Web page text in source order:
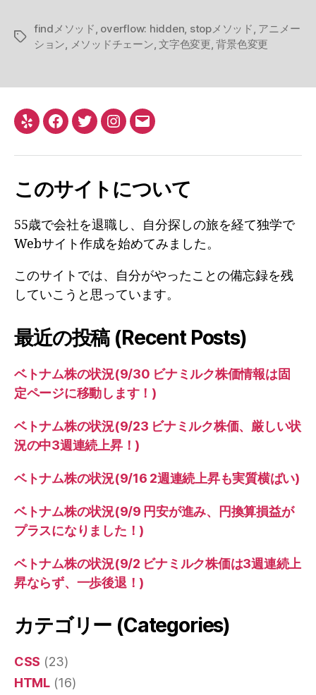
タ
findメソッド, overflow: hidden, stopメソッド, アニメー
ション, メソッドチェーン,文字色変更,背景色変更
Yelp Facebook
TwitterInstagram
メ
このサイトについて
55歳で会社を退職し、自分探しの旅を経て独学で
Webサイト作成を始めてみました。
このサイトでは、自分がやったことの備忘録を残
していこうと思っています。
最近の投稿 (Recent Posts)
ベトナム株の状況(9/30 ビナミルク株価情報は固
定ページに移動します！)
ベトナム株の状況(9/23 ビナミルク株価、厳しい状
況の中3週連続上昇！)
ベトナム株の状況(9/16 2週連続上昇も実質横ばい)
ベトナム株の状況(9/9 円安が進み、円換算損益が
プラスになりました！)
ベトナム株の状況(9/2 ビナミルク株価は3週連続上
昇ならず、一歩後退！)
カテゴリー (Categories)
CSS (23)
HTML(16)